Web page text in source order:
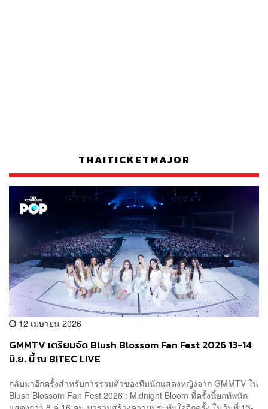
THAITICKETMAJOR
12 เมษายน 2026
GMMTV เตรียมจัด Blush Blossom Fan Fest 2026 13-14
มิ.ย. นี้ ณ BITEC LIVE
กลับมาอีกครั้งสำหรับการรวมตัวของทีมนักแสดงหญิงจาก GMMTV ใน
Blush Blossom Fan Fest 2026 : Midnight Bloom ที่ครั้งนี้ยกทัพนัก